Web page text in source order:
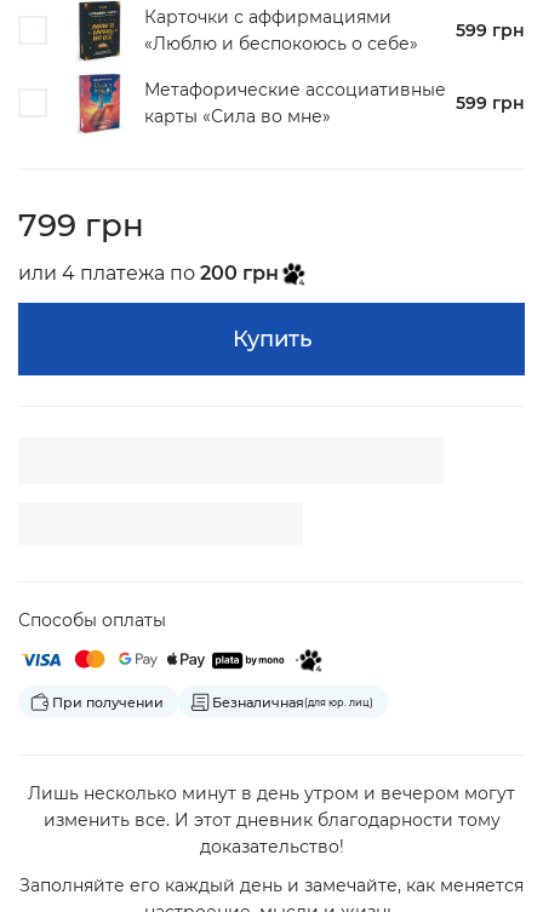
Карточки с аффирмациями
«Люблю и беспокоюсь о себе»
599 грн
Метафорические ассоциативные
карты «Сила во мне»
599 грн
799 грн
или 4 платежа по 200 грн
Купить
Способы оплаты
При получении Безналичная(для юр. лиц)
Лишь несколько минут в день утром и вечером могут
изменить все. И этот дневник благодарности тому
доказательство!
Заполняйте его каждый день и замечайте, как меняется